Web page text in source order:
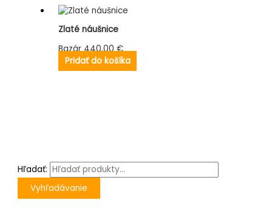
Hľadať:
Vyhľadávanie
Zlaté náušnice
Bazár440,00€
Pridať do košíka